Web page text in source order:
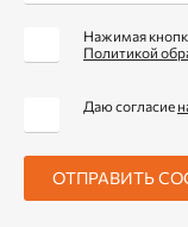
Нажимая
Политикой
Даю согласие
ОТПРАВИТЬ